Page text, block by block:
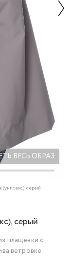
ВЕСЬ ОБРАЗ
(унисекс), серый
серый
плащевки с
ветровке.